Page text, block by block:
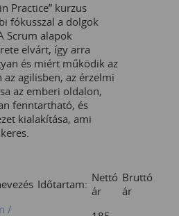
Practice” kurzus
fókusszal a dolgok
Scrum alapok
elvárt, így arra
és miért működik az
agilisben, az érzelmi
az emberi oldalon,
fenntartható, és
kialakítása, ami
Időtartam: Nettó
ár
Bruttó
ár
/